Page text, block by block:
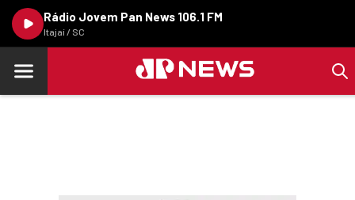
Rádio Jovem Pan News 106.1 FM
Itajaí / SC